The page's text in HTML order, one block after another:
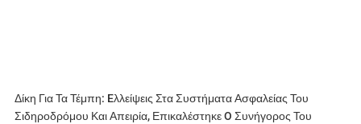
Δίκη Για Τα Τέμπη: Eλλείψεις Στα Συστήματα Ασφαλείας Του
Σιδηροδρόμου Και Απειρία, Επικαλέστηκε O Συνήγορος Του